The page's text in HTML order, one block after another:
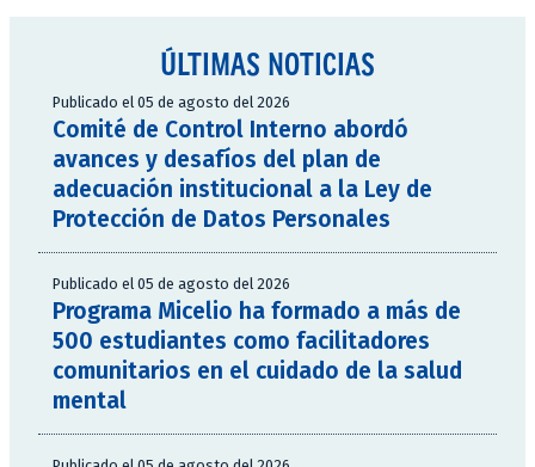
ÚLTIMAS NOTICIAS
Publicado el 05 de agosto del 2026
Comité de Control Interno abordó
avances y desafíos del plan de
adecuación institucional a la Ley de
Protección de Datos Personales
Publicado el 05 de agosto del 2026
Programa Micelio ha formado a más de
500 estudiantes como facilitadores
comunitarios en el cuidado de la salud
mental